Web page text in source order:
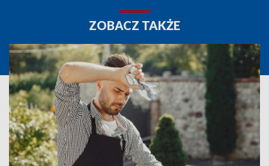
ZOBACZ TAKŻE